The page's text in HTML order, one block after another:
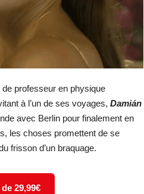
professeur en physique
à l’un de ses voyages, Damián
avec Berlin pour finalement en
les choses promettent de se
frisson d’un braquage.
29,99€